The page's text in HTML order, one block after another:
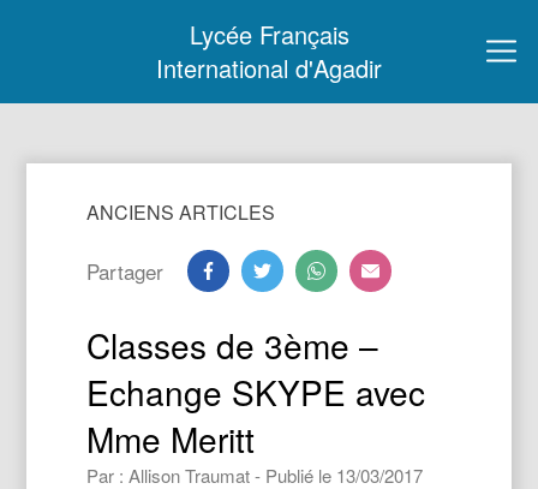
Lycée Français
International d'Agadir
ANCIENS ARTICLES
Partager
Classes de 3ème –
Echange SKYPE avec
Mme Meritt
Par : Allison Traumat - Publié le 13/03/2017